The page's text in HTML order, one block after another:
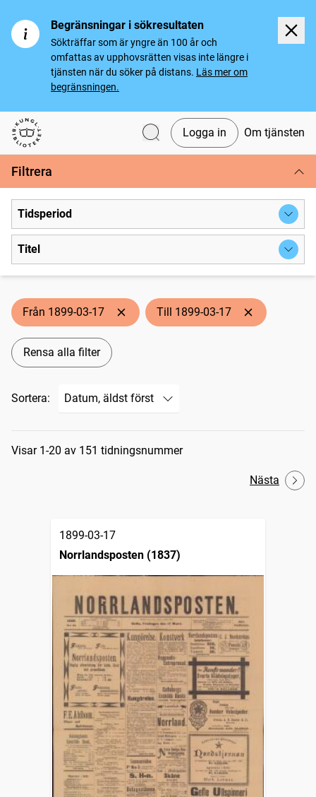
Begränsningar i sökresultaten
Sökträffar som är yngre än 100 år och
omfattas av upphovsrätten visas inte längre i
tjänsten när du söker på distans. Läs mer om
begränsningen.
Svenska tidningar
Logga in Om tjänsten
Filtrera
Tidsperiod
Titel
Från 1899-03-17 Till 1899-03-17
Rensa alla filter
Sortera:
Sökresultat
Visar 1-20 av 151 tidningsnummer
Nästa
1899-03-17
Norrlandsposten (1837)